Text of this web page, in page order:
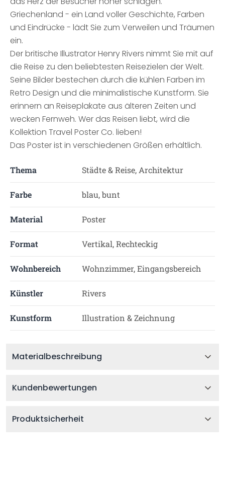
Griechenland - ein Land voller Geschichte, Farben
und Eindrücke - lädt Sie zum Verweilen und Träumen
ein.
Der britische Illustrator Henry Rivers nimmt Sie mit auf
die Reise zu den beliebtesten Reisezielen der Welt.
Seine Bilder bestechen durch die kühlen Farben im
Retro Design und die minimalistische Kunstform. Sie
erinnern an Reiseplakate aus älteren Zeiten und
wecken Fernweh. Wer das Reisen liebt, wird die
Kollektion Travel Poster Co. lieben!
Das Poster ist in verschiedenen Größen erhältlich.
Thema Städte & Reise, Architektur
Farbe blau, bunt
Material Poster
Format Vertikal, Rechteckig
Wohnbereich Wohnzimmer, Eingangsbereich
Künstler Rivers
Kunstform Illustration & Zeichnung
Materialbeschreibung
Kundenbewertungen
Produktsicherheit